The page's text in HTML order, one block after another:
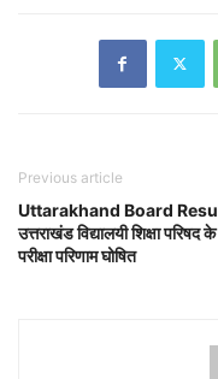
Previous article
Uttarakhand Board
उत्तराखंड विद्यालयी शिक्षा परिषद के
परीक्षा परिणाम घोषित